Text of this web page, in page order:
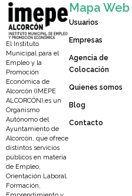
El Instituto
Municipal para el
Empleo y la
Promoción
Económica de
Alcorcón (IMEPE
ALCORCÓN),es un
Organismo
Autónomo del
Ayuntamiento de
Alcorcón, que ofrece
distintos servicios
públicos en materia
de Empleo,
Orientación Laboral,
Formación,
Mapa Web
Usuarios
Empresas
Agencia de
Colocación
Quienes somos
Blog
Contacto